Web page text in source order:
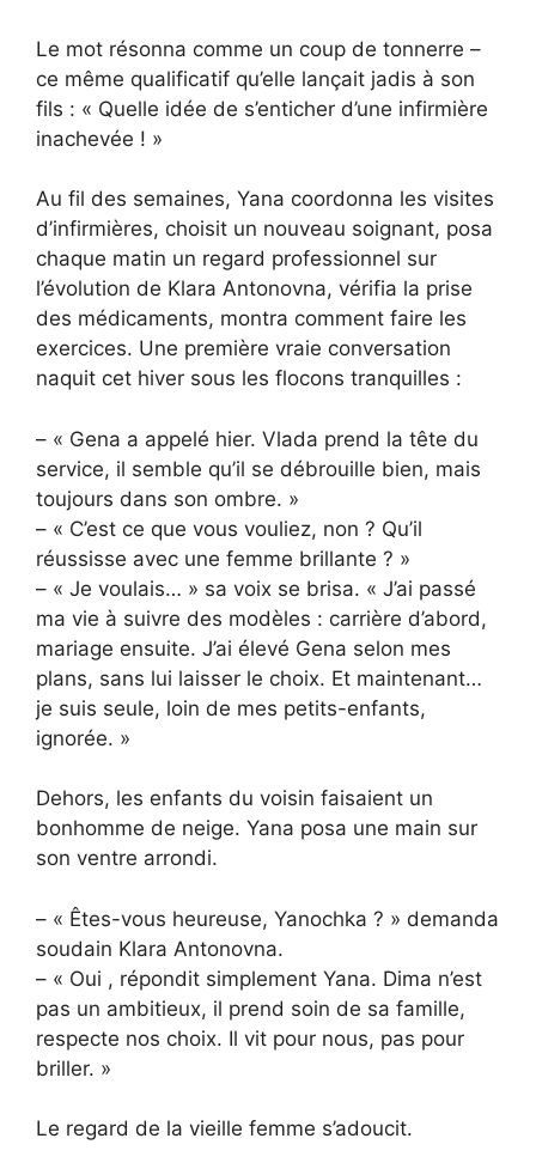
Le mot résonna comme un coup de tonnerre –
ce même qualificatif qu’elle lançait jadis à son
fils : « Quelle idée de s’enticher d’une infirmière
inachevée ! »
Au fil des semaines, Yana coordonna les visites
d’infirmières, choisit un nouveau soignant, posa
chaque matin un regard professionnel sur
l’évolution de Klara Antonovna, vérifia la prise
des médicaments, montra comment faire les
exercices. Une première vraie conversation
naquit cet hiver sous les flocons tranquilles :
– « Gena a appelé hier. Vlada prend la tête du
service, il semble qu’il se débrouille bien, mais
toujours dans son ombre. »
– « C’est ce que vous vouliez, non ? Qu’il
réussisse avec une femme brillante ? »
– « Je voulais… » sa voix se brisa. « J’ai passé
ma vie à suivre des modèles : carrière d’abord,
mariage ensuite. J’ai élevé Gena selon mes
plans, sans lui laisser le choix. Et maintenant…
je suis seule, loin de mes petits-enfants,
ignorée. »
Dehors, les enfants du voisin faisaient un
bonhomme de neige. Yana posa une main sur
son ventre arrondi.
– « Êtes-vous heureuse, Yanochka ? » demanda
soudain Klara Antonovna.
– « Oui , répondit simplement Yana. Dima n’est
pas un ambitieux, il prend soin de sa famille,
respecte nos choix. Il vit pour nous, pas pour
briller. »
Le regard de la vieille femme s’adoucit.